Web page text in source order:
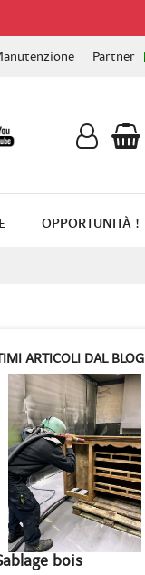
Partner
OPPORTUNITÀ !
ARTICOLI DAL BLOG
bois